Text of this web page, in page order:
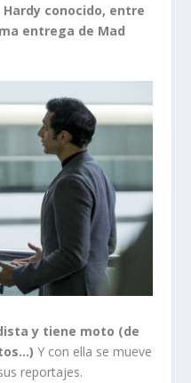
conocido, entre
entrega de Mad
y tiene moto (de
Y con ella se mueve
reportajes.